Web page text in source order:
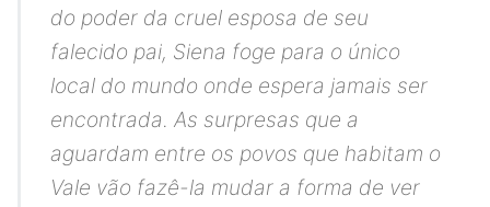
do poder da cruel esposa de seu
falecido pai, Siena foge para o único
local do mundo onde espera jamais ser
encontrada. As surpresas que a
aguardam entre os povos que habitam o
Vale vão fazê-la mudar a forma de ver